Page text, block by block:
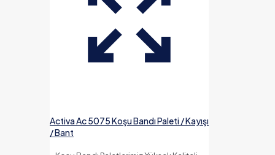
Activa Ac 5075 Koşu Bandı Paleti / Kayışı
/ Bant